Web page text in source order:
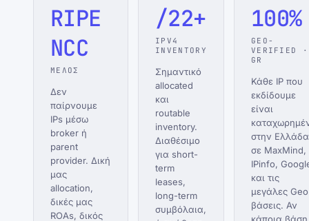
RIPE
NCC
ΜΕΛΟΣ
Δεν
παίρνουμε
IPs μέσω
broker ή
parent
provider. Δική
μας
allocation,
δικές μας
ROAs, δικός
/22+
IPV4
INVENTORY
Σημαντικό
allocated
και
routable
inventory.
Διαθέσιμο
για short-
term
leases,
long-term
συμβόλαια,
100%
GEO-
VERIFIED ·
GR
Κάθε IP που
εκδίδουμε
είναι
στην Ελλάδα
σε MaxMind,
IPinfo,
και τις
μεγάλες
βάσεις. Αν